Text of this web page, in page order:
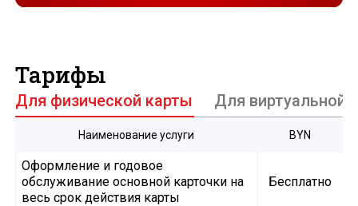
Тарифы
Для физической карты Для виртуальной
Наименование услуги BYN
Оформление и годовое
обслуживание основной карточки на
весь срок действия карты
Бесплатно